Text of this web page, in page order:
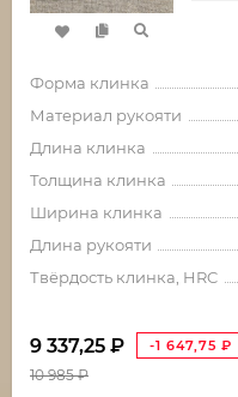
Форма клинка
Материал рукояти
Длина клинка
Толщина клинка
Ширина клинка
Длина рукояти
Твёрдость клинка, HRC
9 337,25 ₽ -1 647,75 ₽
10 985₽